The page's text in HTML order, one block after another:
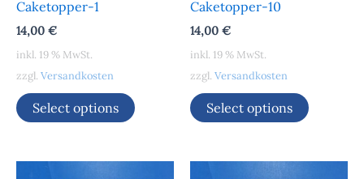
Caketopper-1
14,00 €
inkl. 19 % MwSt.
zzgl. Versandkosten
Select options
Caketopper-10
14,00 €
inkl. 19 % MwSt.
zzgl. Versandkosten
Select options